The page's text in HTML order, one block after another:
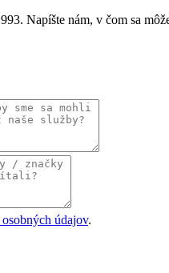
Napíšte nám, v čom sa
údajov.